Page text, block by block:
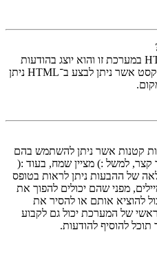
לא. אין אפשרות לשלוח HTML במערכת זו והוא יוצג בהודעות
בתור HTML. רוב עיצובי הטקסט אשר ניתן לבצע ב־HTML ניתן
קטנות אשר ניתן להשתמש בהם
קצר, למשל :) מציין שמח, בעוד :(
של ההבעות ניתן לראות בטופס
מפני שהם יכולים להפוך את
להוציא אותם או להסיר את
של המערכת יכול גם לקבוע
להוסיף להודעות.